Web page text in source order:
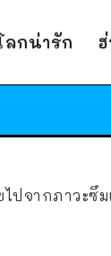
ลกน่ารัก
ปจากภาวะซึม